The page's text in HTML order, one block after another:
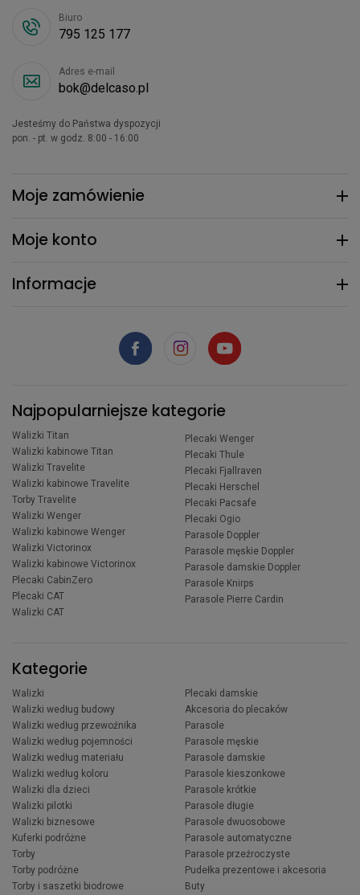
Moje zamówienie
Moje konto
Informacje
Biuro
795 125 177
Adres e-mail
bok@delcaso.pl
Jesteśmy do Państwa dyspozycji
pon. - pt. w godz. 8:00 - 16:00
Najpopularniejsze kategorie
Walizki Titan
Walizki kabinowe Titan
Walizki Travelite
Walizki kabinowe Travelite
Torby Travelite
Walizki Wenger
Walizki kabinowe Wenger
Walizki Victorinox
Walizki kabinowe Victorinox
Plecaki CabinZero
Plecaki CAT
Walizki CAT
Plecaki Wenger
Plecaki Thule
Plecaki Fjallraven
Plecaki Herschel
Plecaki Pacsafe
Plecaki Ogio
Parasole Doppler
Parasole męskie Doppler
Parasole damskie Doppler
Parasole Knirps
Parasole Pierre Cardin
Kategorie
Walizki
Walizki według budowy
Walizki według przewoźnika
Walizki według pojemności
Walizki według materiału
Walizki według koloru
Walizki dla dzieci
Walizki pilotki
Walizki biznesowe
Kuferki podróżne
Torby
Torby podróżne
Torby i saszetki biodrowe
Plecaki damskie
Akcesoria do plecaków
Parasole
Parasole męskie
Parasole damskie
Parasole kieszonkowe
Parasole krótkie
Parasole długie
Parasole dwuosobowe
Parasole automatyczne
Parasole przeźroczyste
Pudełka prezentowe i akcesoria
Buty